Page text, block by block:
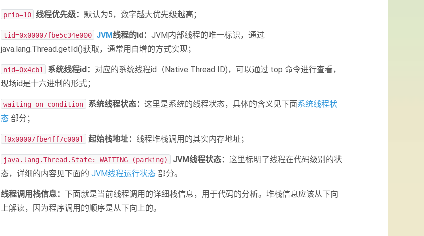
prio=10 线程优先级： 默认为5，数字越大优先级越高；
tid=0x00007fbe5c34e000 JVM线程的id： JVM内部线程的唯一标识，通过
java.lang.Thread.getId()获取，通常用自增的方式实现；
nid=0x4cb1 系统线程id： 对应的系统线程id（Native Thread ID)，可以通过 top 命令进行查看，
现场id是十六进制的形式；
waiting on condition 系统线程状态： 这里是系统的线程状态，具体的含义见下面系统线程状
态 部分；
[0x00007fbe4ff7c000] 起始栈地址： 线程堆栈调用的其实内存地址；
java.lang.Thread.State: WAITING (parking) JVM线程状态： 这里标明了线程在代码级别的状
态，详细的内容见下面的 JVM线程运行状态 部分。
线程调用栈信息： 下面就是当前线程调用的详细栈信息，用于代码的分析。堆栈信息应该从下向
上解读，因为程序调用的顺序是从下向上的。